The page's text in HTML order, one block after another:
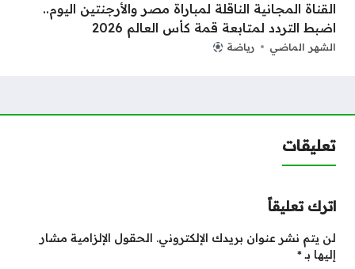
القناة المجانية الناقلة لمباراة مصر والأرجنتين اليوم..
اضبط التردد لمتابعة قمة كأس العالم 2026
الشهر الماضي رياضة
تعليقات
اترك تعليقاً
لن يتم نشر عنوان بريدك الإلكتروني. الحقول الإلزامية مشار
إليها بـ*